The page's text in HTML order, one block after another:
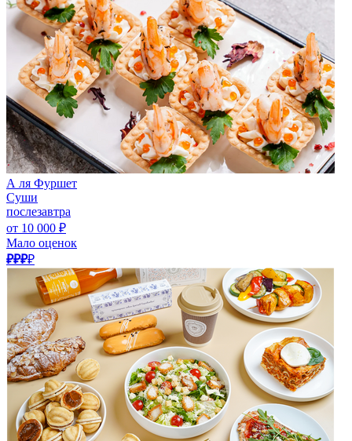
А ля Фуршет
Суши
послезавтра
от 10 000 ₽
Мало оценок
₽₽₽₽